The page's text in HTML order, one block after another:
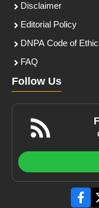
Disclaimer
Editorial Policy
DNPA Code of
FAQ
Follow Us